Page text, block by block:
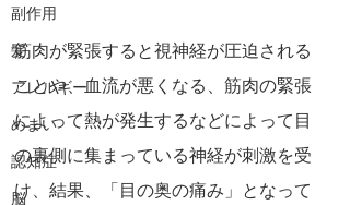
副作用
髪
アレルギー
めまい
認知症
脳
筋肉が緊張すると視神経が圧迫される
ことや、血流が悪くなる、筋肉の緊張
によって熱が発生するなどによって目
の裏側に集まっている神経が刺激を受
け、結果、「目の奥の痛み」となって